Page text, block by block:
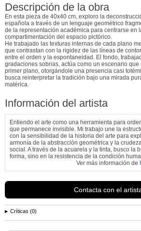
Descripción de la obra
En esta pieza de 40x40 cm, exploro la
española a través de un lenguaje geométrico
de la representación académica para centrarse en
compartimentación del espacio pictórico.
​He trabajado las texturas internas de cada plano
que contrastan con la rigidez de las líneas de
entre el orden y la espontaneidad. El fondo,
gradaciones sobrias, actúa como un escenario
primer plano, otorgándole una presencia casi
busca reinterpretar la tradición bajo una mirada
matérica.
Información del artista
Entiendo el arte como una herramienta para
que permanece invisible. Mi trabajo une la
con la sensibilidad de la historia del arte para
armonía de la abstracción geométrica y la
social. A través de la acuarela y la tinta, busco la
forma, sino en la resistencia de la condición
Ver más información de
Contacta con el
Críticas (0)